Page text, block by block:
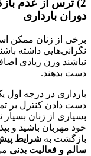
2) ترس از عدم
دوران بارداری
برخی از زنان ممکن
نگرانی‌هایی داشته
نباشند وزن زیادی
دست بدهند.
بارداری در درجه
دست دادن کنترل بر
بسیاری از زنان
خود مهربان باشید و
بازگشت به شرایط
سالم و فعالیت بدنی